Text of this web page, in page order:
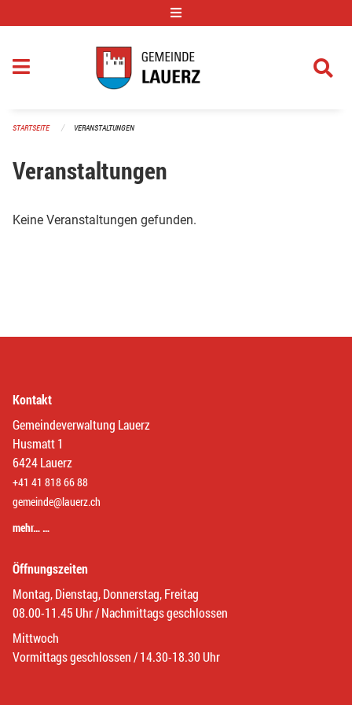
STARTSEITE VERANSTALTUNGEN
Veranstaltungen
Keine Veranstaltungen gefunden.
Kontakt
Gemeindeverwaltung Lauerz
Husmatt 1
6424 Lauerz
+41 41 818 66 88
gemeinde@lauerz.ch
mehr… …
Öffnungszeiten
Montag, Dienstag, Donnerstag, Freitag
08.00-11.45 Uhr / Nachmittags geschlossen
Mittwoch
Vormittags geschlossen / 14.30-18.30 Uhr